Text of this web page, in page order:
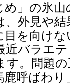
め」の氷
、外見や
目を向け
近バラエ
す。問題
鹿呼ばわ